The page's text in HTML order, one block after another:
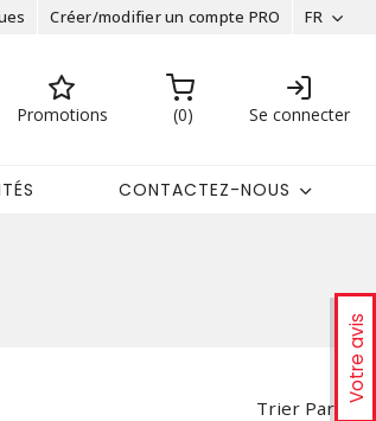
Créer/modifier un compte PRO FR
Promotions 0 Se connecter
CONTACTEZ-NOUS
Votre avis
Trier Par